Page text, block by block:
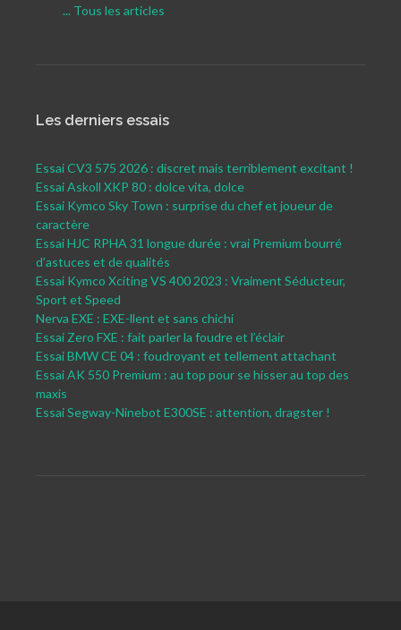
... Tous les articles
Les derniers essais
Essai CV3 575 2026 : discret mais terriblement excitant !
Essai Askoll XKP 80 : dolce vita, dolce
Essai Kymco Sky Town : surprise du chef et joueur de
caractère
Essai HJC RPHA 31 longue durée : vrai Premium bourré
d’astuces et de qualités
Essai Kymco Xciting VS 400 2023 : Vraiment Séducteur,
Sport et Speed
Nerva EXE : EXE-llent et sans chichi
Essai Zero FXE : fait parler la foudre et l’éclair
Essai BMW CE 04 : foudroyant et tellement attachant
Essai AK 550 Premium : au top pour se hisser au top des
maxis
Essai Segway-Ninebot E300SE : attention, dragster !